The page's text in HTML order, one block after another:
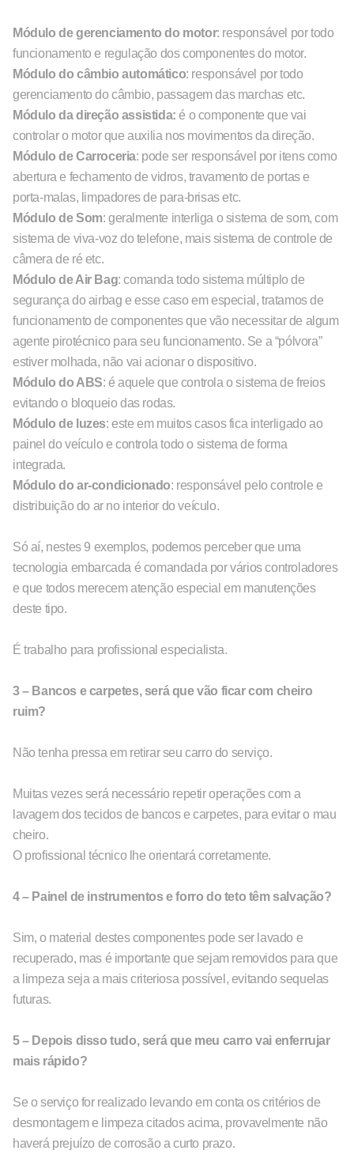
Módulo de gerenciamento do motor: responsável por todo
funcionamento e regulação dos componentes do motor.
Módulo do câmbio automático: responsável por todo
gerenciamento do câmbio, passagem das marchas etc.
Módulo da direção assistida: é o componente que vai
controlar o motor que auxilia nos movimentos da direção.
Módulo de Carroceria: pode ser responsável por itens como
abertura e fechamento de vidros, travamento de portas e
porta-malas, limpadores de para-brisas etc.
Módulo de Som: geralmente interliga o sistema de som, com
sistema de viva-voz do telefone, mais sistema de controle de
câmera de ré etc.
Módulo de Air Bag: comanda todo sistema múltiplo de
segurança do airbag e esse caso em especial, tratamos de
funcionamento de componentes que vão necessitar de algum
agente pirotécnico para seu funcionamento. Se a “pólvora”
estiver molhada, não vai acionar o dispositivo.
Módulo do ABS: é aquele que controla o sistema de freios
evitando o bloqueio das rodas.
Módulo de luzes: este em muitos casos fica interligado ao
painel do veículo e controla todo o sistema de forma
integrada.
Módulo do ar-condicionado: responsável pelo controle e
distribuição do ar no interior do veículo.
Só aí, nestes 9 exemplos, podemos perceber que uma
tecnologia embarcada é comandada por vários controladores
e que todos merecem atenção especial em manutenções
deste tipo.
É trabalho para profissional especialista.
3 – Bancos e carpetes, será que vão ficar com cheiro
ruim?
Não tenha pressa em retirar seu carro do serviço.
Muitas vezes será necessário repetir operações com a
lavagem dos tecidos de bancos e carpetes, para evitar o mau
cheiro.
O profissional técnico lhe orientará corretamente.
4 – Painel de instrumentos e forro do teto têm salvação?
Sim, o material destes componentes pode ser lavado e
recuperado, mas é importante que sejam removidos para que
a limpeza seja a mais criteriosa possível, evitando sequelas
futuras.
5 – Depois disso tudo, será que meu carro vai enferrujar
mais rápido?
Se o serviço for realizado levando em conta os critérios de
desmontagem e limpeza citados acima, provavelmente não
haverá prejuízo de corrosão a curto prazo.